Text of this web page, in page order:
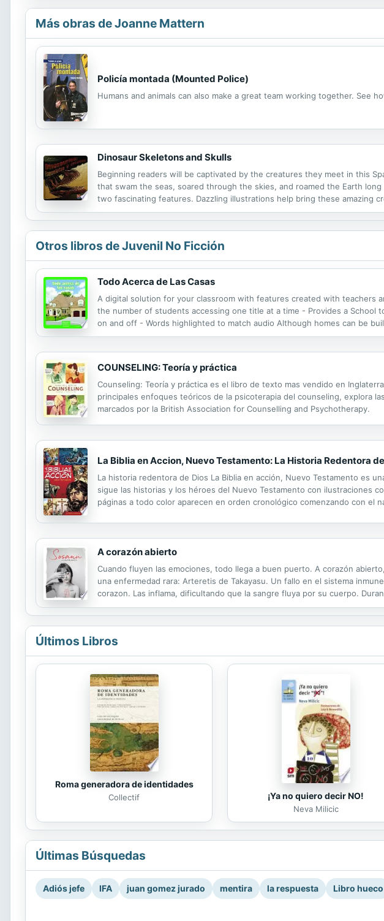
Más obras de Joanne Mattern
Policía montada (Mounted Police)
Humans and animals can also make a great team working together.
Dinosaur Skeletons and Skulls
Beginning readers will be captivated by the creatures they meet in this
that swam the seas, soared through the skies, and roamed the Earth
two fascinating features. Dazzling illustrations help bring these amazing
Otros libros de Juvenil No Ficción
Todo Acerca de Las Casas
A digital solution for your classroom with features created with teachers
the number of students accessing one title at a time - Provides a
on and off - Words highlighted to match audio Although homes can be
all homes are alike in some important ways.
COUNSELING: Teoría y práctica
Counseling: Teoría y práctica es el libro de texto mas vendido en
principales enfoques teóricos de la psicoterapia del counseling, explora
marcados por la British Association for Counselling and Psychotherapy.
La Biblia en Accion, Nuevo Testamento: La Historia Redentora
La historia redentora de Dios La Biblia en acción, Nuevo Testamento es
sigue las historias y los héroes del Nuevo Testamento con ilustraciones
páginas a todo color aparecen en orden cronológico comenzando con el
A corazón abierto
Cuando fluyen las emociones, todo llega a buen puerto. A corazón
una enfermedad rara: Arteretis de Takayasu. Un fallo en el sistema
corazon. Las inflama, dificultando que la sangre fluya por su cuerpo.
significado emocional de su enfermadad. Dicen que la Arteretis de
Últimos Libros
Roma generadora de identidades
Collectif ¡Ya no quiero decir NO!
Neva Milicic
Últimas Búsquedas
Adiós jefe IFA juan gomez jurado mentira la respuesta Libro hueco